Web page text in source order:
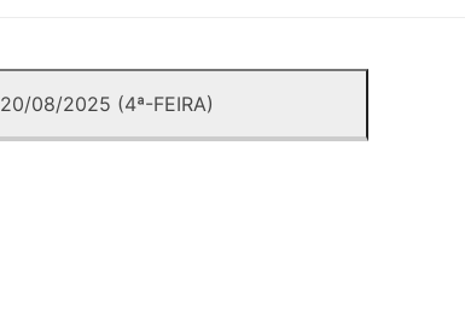
20/08/2025 (4ª-FEIRA)